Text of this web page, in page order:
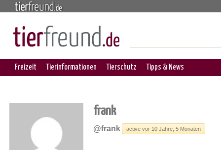
Freizeit Tierinformationen Tierschutz Tipps & News
frank
@frank active vor 10 Jahre, 5 Monaten